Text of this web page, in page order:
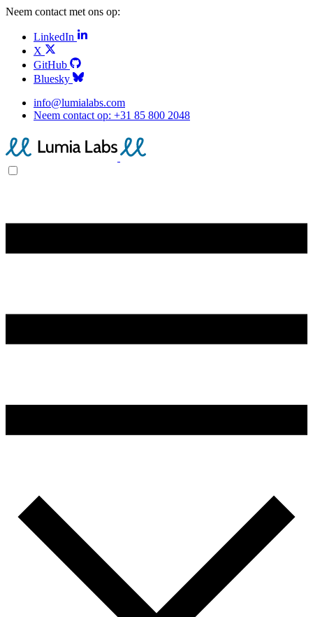
Neem contact met ons op:
LinkedIn
X
GitHub
Bluesky
info@lumialabs.com
Neem contact op: +31 85 800 2048